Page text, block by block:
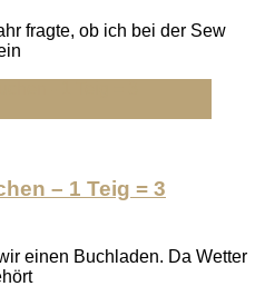
fragte, ob ich bei der Sew
– 1 Teig = 3
einen Buchladen. Da Wetter